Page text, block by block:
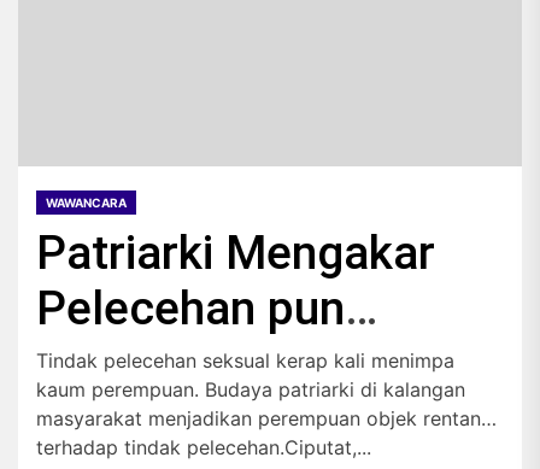
WAWANCARA
Patriarki Mengakar
Pelecehan pun
Menjalar
Tindak pelecehan seksual kerap kali menimpa
kaum perempuan. Budaya patriarki di kalangan
masyarakat menjadikan perempuan objek rentan
terhadap tindak pelecehan.Ciputat,...